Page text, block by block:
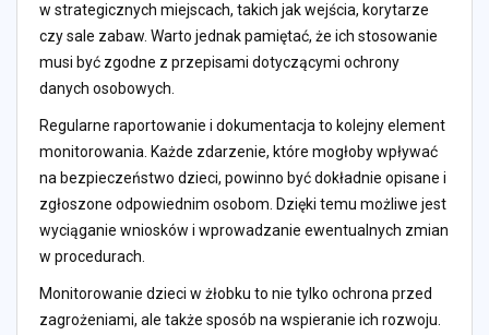
w strategicznych miejscach, takich jak wejścia, korytarze
czy sale zabaw. Warto jednak pamiętać, że ich stosowanie
musi być zgodne z przepisami dotyczącymi ochrony
danych osobowych.
Regularne raportowanie i dokumentacja to kolejny element
monitorowania. Każde zdarzenie, które mogłoby wpływać
na bezpieczeństwo dzieci, powinno być dokładnie opisane i
zgłoszone odpowiednim osobom. Dzięki temu możliwe jest
wyciąganie wniosków i wprowadzanie ewentualnych zmian
w procedurach.
Monitorowanie dzieci w żłobku to nie tylko ochrona przed
zagrożeniami, ale także sposób na wspieranie ich rozwoju.